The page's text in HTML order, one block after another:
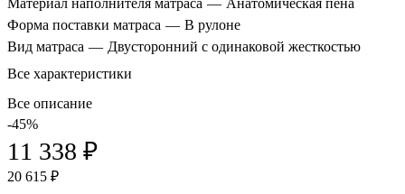
Материал наполнителя матраса — Анатомическая пена
Форма поставки матраса — В рулоне
Вид матраса — Двусторонний с одинаковой жесткостью
Все характеристики
Все описание
-45%
11 338 ₽
20 615 ₽